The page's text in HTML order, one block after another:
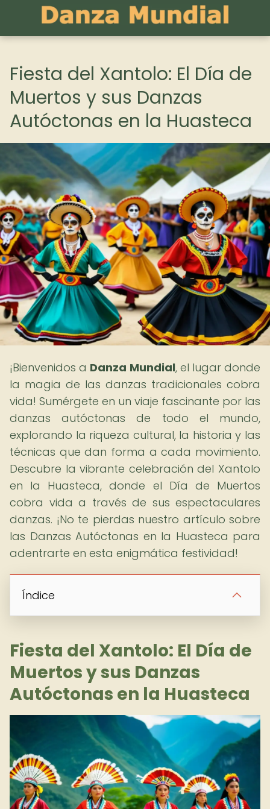
Fiesta del Xantolo: El Día de
Muertos y sus Danzas
Autóctonas en la Huasteca
¡Bienvenidos a Danza Mundial, el lugar donde
la magia de las danzas tradicionales cobra
vida! Sumérgete en un viaje fascinante por las
danzas autóctonas de todo el mundo,
explorando la riqueza cultural, la historia y las
técnicas que dan forma a cada movimiento.
Descubre la vibrante celebración del Xantolo
en la Huasteca, donde el Día de Muertos
cobra vida a través de sus espectaculares
danzas. ¡No te pierdas nuestro artículo sobre
las Danzas Autóctonas en la Huasteca para
adentrarte en esta enigmática festividad!
Índice
Fiesta del Xantolo: El Día de
Muertos y sus Danzas
Autóctonas en la Huasteca